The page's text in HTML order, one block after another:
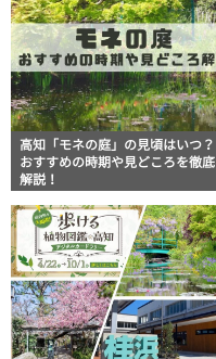
高知「モネの庭」の見頃はいつ？
おすすめの時期や見どころを徹底
解説！